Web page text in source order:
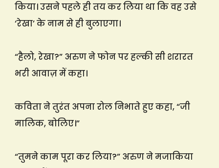
किया। उसने पहले ही तय कर लिया था कि वह उसे
‘रेखा’ के नाम से ही बुलाएगा।
“हैलो, रेखा?” अरुण ने फोन पर हल्की सी शरारत
भरी आवाज़ में कहा।
कविता ने तुरंत अपना रोल निभाते हुए कहा, “जी
मालिक, बोलिए।”
“तुमने काम पूरा कर लिया?” अरुण ने मजाकिया